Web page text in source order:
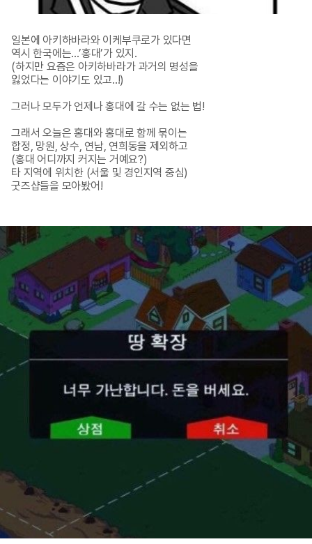
일본에 아키하바라와 이케부쿠로가 있다면
역시 한국에는…’홍대’가 있지.
(하지만 요즘은 아키하바라가 과거의 명성을
잃었다는 이야기도 있고..!)
그러나 모두가 언제나 홍대에 갈 수는 없는 법!
그래서 오늘은 홍대와 홍대로 함께 묶이는
합정, 망원, 상수, 연남, 연희동을 제외하고
(홍대 어디까지 커지는 거예요?)
타 지역에 위치한 (서울 및 경인지역 중심)
굿즈샵들을 모아봤어!